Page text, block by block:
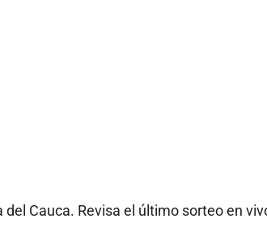
Cauca. Revisa el último sorteo en